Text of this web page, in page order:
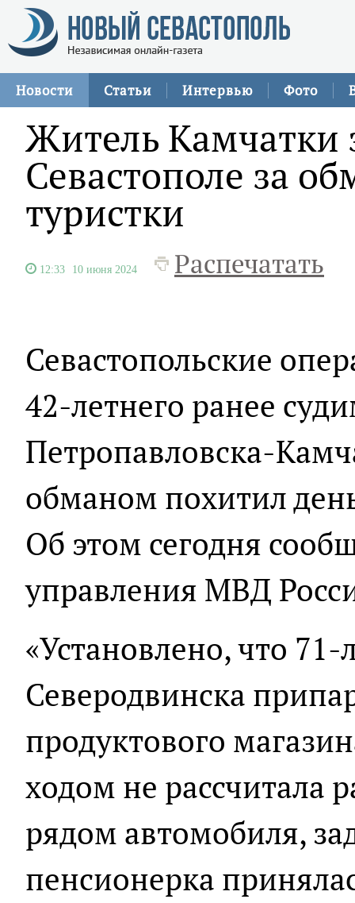
Новости Статьи Интервью Фото
Житель Камчатки
Севастополе за
туристки
12:33 10 июня 2024 Распечатать
Севастопольские
42-летнего ранее
Петропавловска-
обманом похитил
Об этом сегодня
управления МВД
«Установлено, что 71-
Северодвинска
продуктового
ходом не рассчитала
рядом автомобиля,
пенсионерка